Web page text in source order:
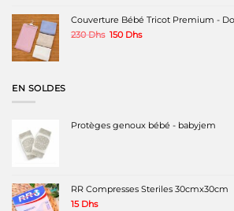
était :
199 Dhs.
est :
159 Dhs.
Couverture Bébé Tricot Premium -
230Dhs Le
150 DhsLe
EN SOLDES
Protèges genoux bébé - babyjem
RR Compresses Steriles 30cmx30cm
15 Dhs